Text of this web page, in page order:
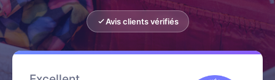
Avis clients vérifiés